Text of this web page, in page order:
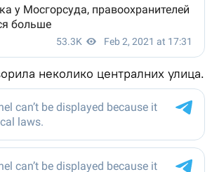
неколико централних улица.